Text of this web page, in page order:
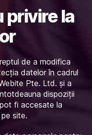
privire la
de a modifica
datelor în cadrul
Pte. Ltd. și a
dispoziții
fi accesate la
site.